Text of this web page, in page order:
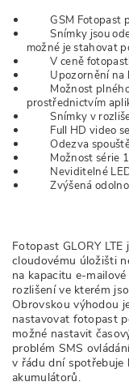
GSM Fotopast
Snímky jsou
možné je stahovat
V ceně fotopasti
Upozornění na
Možnost plného
prostřednictvím
Snímky v
Full HD video se
Odezva spouště
Možnost série 1
Neviditelné LED
Zvýšená
Fotopast GLORY
cloudovému úložišti
na kapacitu e-
rozlišení ve kterém
Obrovskou výhodou
nastavovat fotopast
možné nastavit
problém SMS
v řádu dní spotřebuje
akumulátorů.